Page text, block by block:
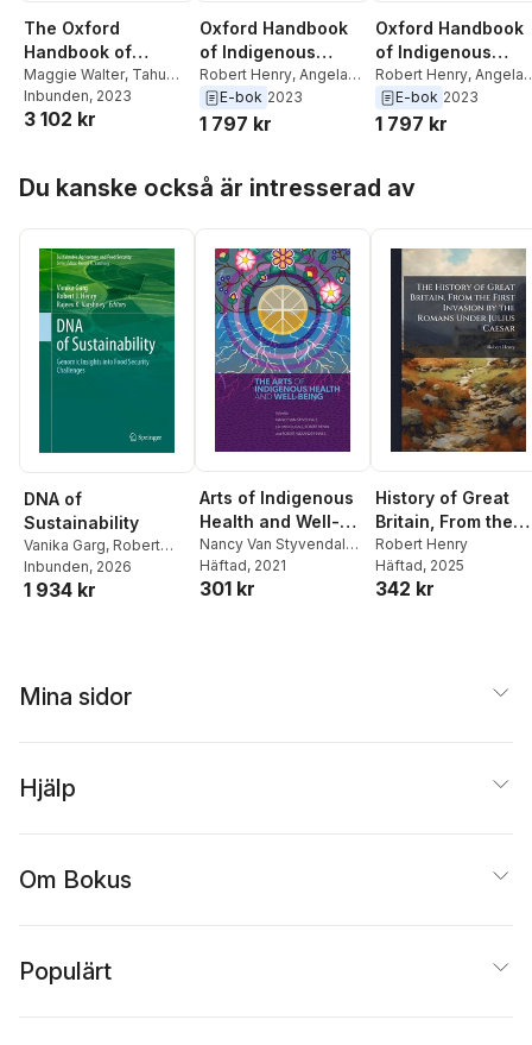
The Oxford
Handbook of
Indigenous
Sociology
Maggie Walter, Tahu
Kukutai,Angela
Gonzales,
Inbunden, 2023
3 102 kr
Oxford Handbook
of Indigenous
Sociology
Robert Henry, Angela
Gonzales ,Tahu Kukutai
Maggie Walter
E-bok 2023
1 797 kr
Oxford Handbook
of Indigenous
Sociology
Robert Henry, Angela
Gonzales ,Tahu
Maggie Walter
E-bok 2023
1 797 kr
Du kanske också är intresserad av
DNA of
Sustainability
Vanika Garg, Robert
Henry,Rajeev K
Varshney
Inbunden, 2026
1 934 kr
Arts of Indigenous
Health and Well-
Being
Nancy Van Styvendale ,
J.D. McDougall
Henry,Robert
Häftad, 2021
301 kr
History of Great
Britain, From the
First Invasion by
the Romans Under
Julius Caesar
Robert Henry
Häftad, 2025
342 kr
Mina sidor
Hjälp
Om Bokus
Populärt